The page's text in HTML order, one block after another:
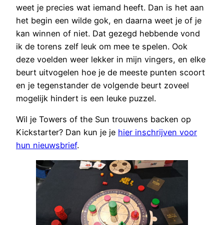
weet je precies wat iemand heeft. Dan is het aan
het begin een wilde gok, en daarna weet je of je
kan winnen of niet. Dat gezegd hebbende vond
ik de torens zelf leuk om mee te spelen. Ook
deze voelden weer lekker in mijn vingers, en elke
beurt uitvogelen hoe je de meeste punten scoort
en je tegenstander de volgende beurt zoveel
mogelijk hindert is een leuke puzzel.
Wil je Towers of the Sun trouwens backen op
Kickstarter? Dan kun je je hier inschrijven voor
hun nieuwsbrief.